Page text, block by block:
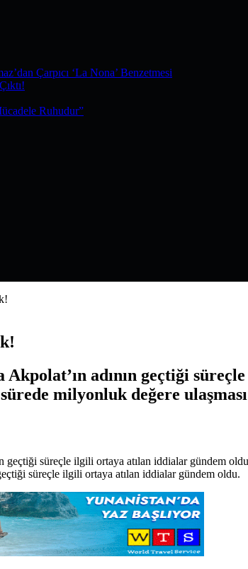
Çarpıcı ‘La Nona’ Benzetmesi
Ruhudur”
Akpolat’ın adının geçtiği
sürede milyonluk değere
süreçle ilgili ortaya atılan iddialar gündem oldu.